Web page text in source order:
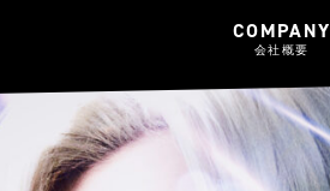
COMPANY
会社概要